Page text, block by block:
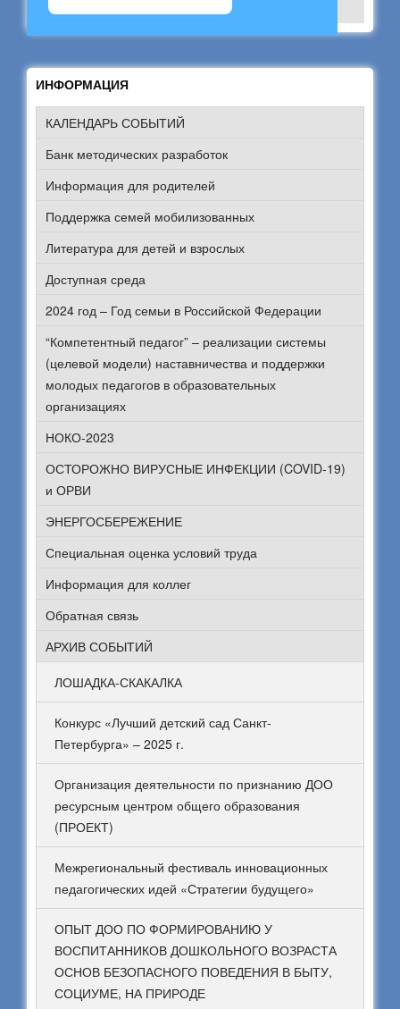
ИНФОРМАЦИЯ
КАЛЕНДАРЬ СОБЫТИЙ
Банк методических разработок
Информация для родителей
Поддержка семей мобилизованных
Литература для детей и взрослых
Доступная среда
2024 год – Год семьи в Российской Федерации
“Компетентный педагог” – реализации системы
(целевой модели) наставничества и поддержки
молодых педагогов в образовательных
организациях
НОКО-2023
ОСТОРОЖНО ВИРУСНЫЕ ИНФЕКЦИИ (COVID-19)
и ОРВИ
ЭНЕРГОСБЕРЕЖЕНИЕ
Специальная оценка условий труда
Информация для коллег
Обратная связь
АРХИВ СОБЫТИЙ
ЛОШАДКА-СКАКАЛКА
Конкурс «Лучший детский сад Санкт-
Петербурга» – 2025 г.
Организация деятельности по признанию ДОО
ресурсным центром общего образования
(ПРОЕКТ)
Межрегиональный фестиваль инновационных
педагогических идей «Стратегии будущего»
ОПЫТ ДОО ПО ФОРМИРОВАНИЮ У
ВОСПИТАННИКОВ ДОШКОЛЬНОГО ВОЗРАСТА
ОСНОВ БЕЗОПАСНОГО ПОВЕДЕНИЯ В БЫТУ,
СОЦИУМЕ, НА ПРИРОДЕ